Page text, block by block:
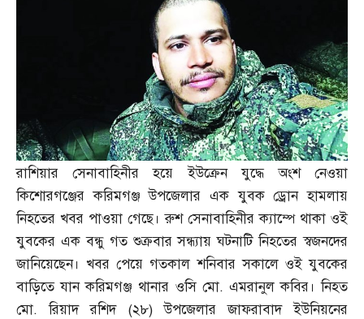
রাশিয়ার সেনাবাহিনীর হয়ে ইউক্রেন যুদ্ধে অংশ নেওয়া
কিশোরগঞ্জের করিমগঞ্জ উপজেলার এক যুবক ড্রোন হামলায়
নিহতের খবর পাওয়া গেছে। রুশ সেনাবাহিনীর ক্যাম্পে থাকা ওই
যুবকের এক বন্ধু গত শুক্রবার সন্ধ্যায় ঘটনাটি নিহতের স্বজনদের
জানিয়েছেন। খবর পেয়ে গতকাল শনিবার সকালে ওই যুবকের
বাড়িতে যান করিমগঞ্জ থানার ওসি মো. এমরানুল কবির। নিহত
মো.রিয়াদ রশিদ (২৮)উপজেলার জাফরাবাদ ইউনিয়নের